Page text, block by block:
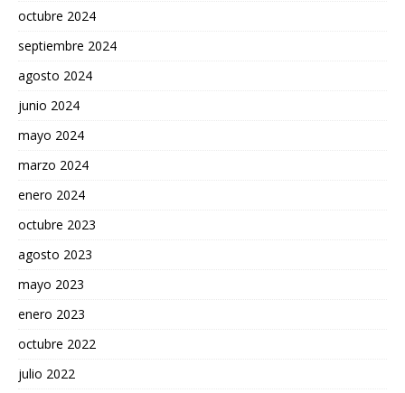
octubre 2024
septiembre 2024
agosto 2024
junio 2024
mayo 2024
marzo 2024
enero 2024
octubre 2023
agosto 2023
mayo 2023
enero 2023
octubre 2022
julio 2022